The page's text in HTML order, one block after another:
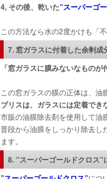
4, その後、乾いた”スーパーゴ
この方法なら水の2度かけも「
7. 窓ガラスに付着した余剰成
「窓ガラスに膜みないなもの
この窓ガラスの膜の正体は、
ブリスは、ガラスには定着でき
市販の油膜除去剤を使用して油
普段から油膜をしっかり除去し
ます。
8. ”スーパーゴールドクロス”